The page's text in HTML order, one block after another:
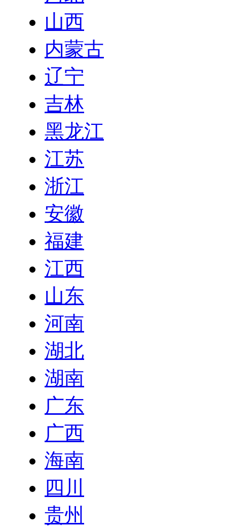
山西
内蒙古
辽宁
吉林
黑龙江
江苏
浙江
安徽
福建
江西
山东
河南
湖北
湖南
广东
广西
海南
四川
贵州